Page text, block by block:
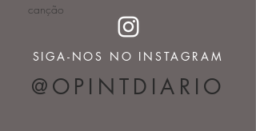
canção
SIGA-NOS NO INSTAGRAM
@OPINTDIARIO